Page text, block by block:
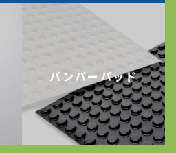
バンパーパッド